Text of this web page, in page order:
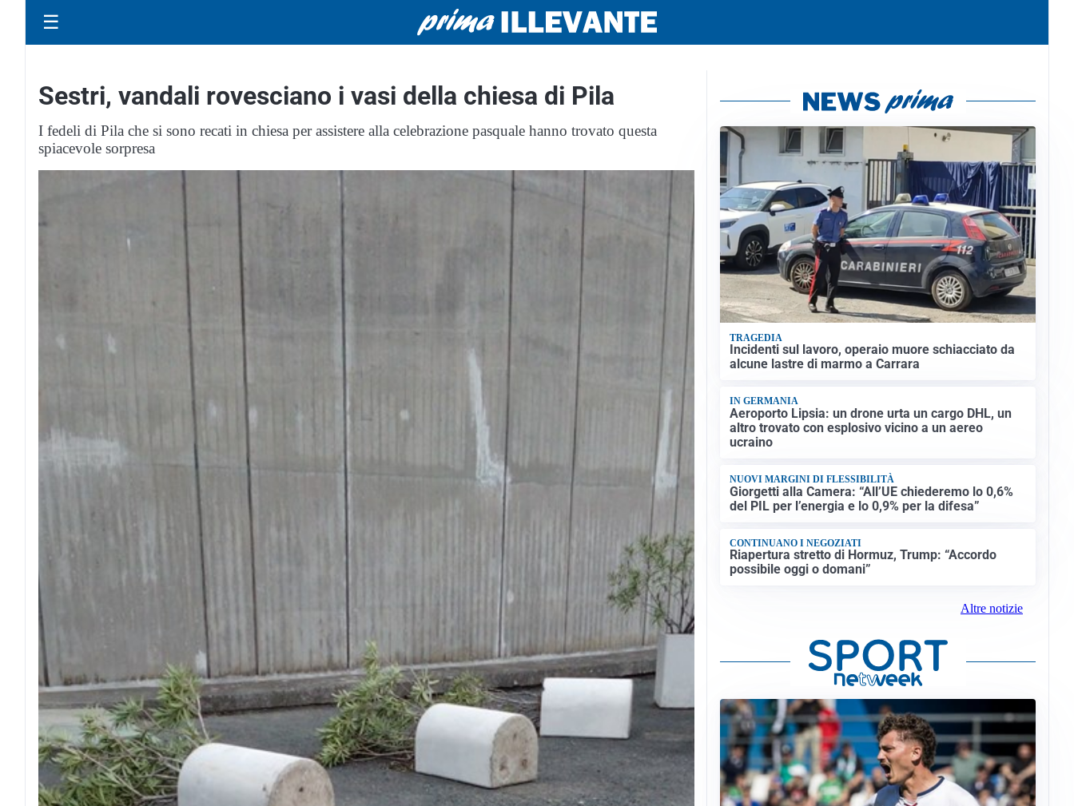
☰
Sestri, vandali rovesciano i vasi della chiesa di Pila
I fedeli di Pila che si sono recati in chiesa per assistere alla celebrazione pasquale hanno trovato questa
spiacevole sorpresa
TRAGEDIA
Incidenti sul lavoro, operaio muore schiacciato da
alcune lastre di marmo a Carrara
IN GERMANIA
Aeroporto Lipsia: un drone urta un cargo DHL, un
altro trovato con esplosivo vicino a un aereo
ucraino
NUOVI MARGINI DI FLESSIBILITÀ
Giorgetti alla Camera: “All’UE chiederemo lo 0,6%
del PIL per l’energia e lo 0,9% per la difesa”
CONTINUANO I NEGOZIATI
Riapertura stretto di Hormuz, Trump: “Accordo
possibile oggi o domani”
Altre notizie